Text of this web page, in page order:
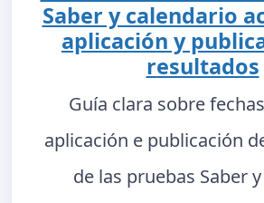
Saber y calendario
aplicación y
resultados
Guía clara sobre
aplicación e publicación
de las pruebas Saber